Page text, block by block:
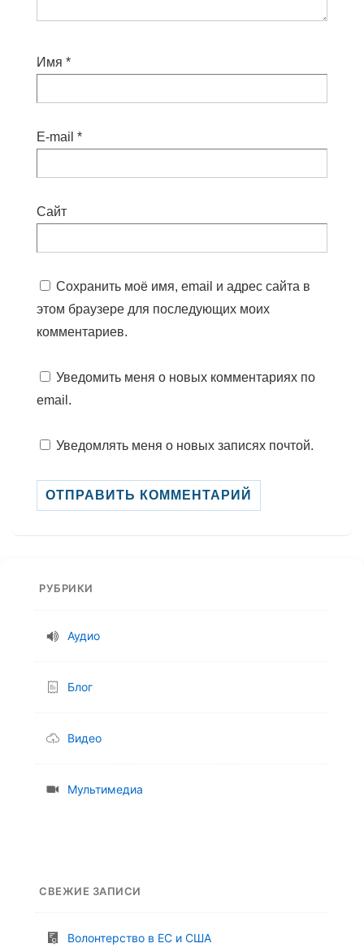
Имя *
E-mail *
Сайт
Сохранить моё имя, email и адрес сайта в
этом браузере для последующих моих
комментариев.
Уведомить меня о новых комментариях по
email.
Уведомлять меня о новых записях почтой.
РУБРИКИ
Аудио
Блог
Видео
Мультимедиа
СВЕЖИЕ ЗАПИСИ
Волонтерство в ЕС и США